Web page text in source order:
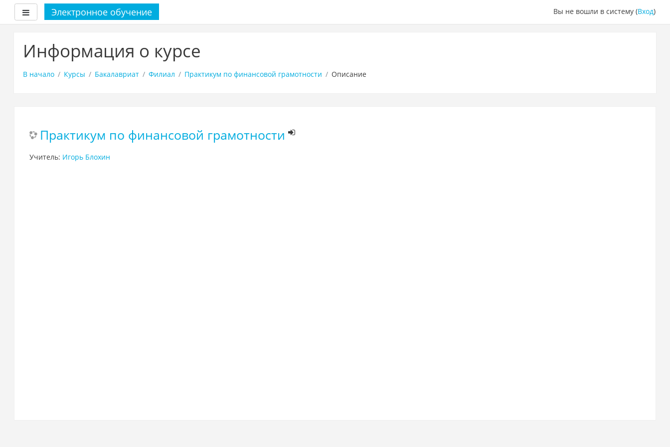
основному
Боковая панель
Электронное обучение Вы не вошли в систему (Вход)
Информация о курсе
В начало Курсы Бакалавриат Филиал Практикум по финансовой грамотности Описание
Практикум по финансовой грамотности
Учитель: Игорь Блохин